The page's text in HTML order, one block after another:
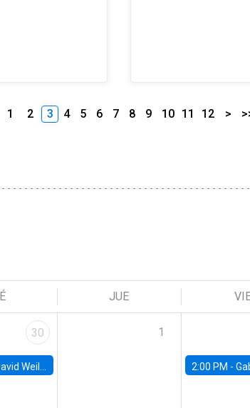
1 2 3 4 5 6 7 8 9 10 11 12 >
JUE
30
Weil, Brown University
1
2:00 PM - Gabriela